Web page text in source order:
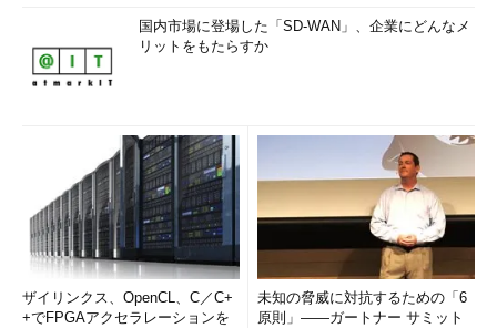
料ケーブルTVチャネル）でラナディブを取り上げたドキュメン
タリーが放映されていたようだ（下掲のビデオはその予告）。
Real Sports with Bryant Gumbel: NBA Owner Vivek
Ranadive Clip (HBO Sports)
国内市場に登場した「SD-WAN」、企業にどんなメ
リットをもたらすか
ザイリンクス、OpenCL、C／C+
+でFPGAアクセラレーションを
未知の脅威に対抗するための「6
原則」――ガートナー サミット